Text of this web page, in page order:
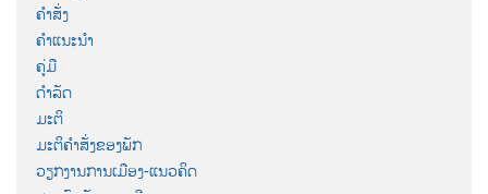
ຄຳສັ່ງ
ຄຳແນະນຳ
ຄູ່ມື
ດຳລັດ
ມະຕິ
ມະຕິຄຳສັ່ງຂອງພັກ
ວຽກງານການເມືອງ-ແນວຄິດ